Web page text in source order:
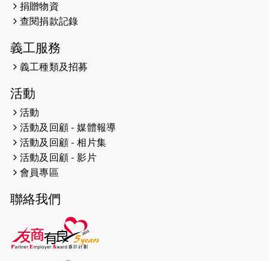
2023-06-01
2023-05-29
2023-05-29
副隊長 梁翠珊】運動員用熱血同堅
持，喺冰球場上劃出歷史性佳績。
2023-05-29
【東網】殘障家長照顧健全子女遇困
2023-05-15
2023-04-17
【成報恩雨之聲-恩雨有情天】暗黑中
捐贈物資
查閱捐款記錄
義工服務
義工種類及招募
活動
活動
活動及回顧 - 媒體報導
活動及回顧 - 相片集
活動及回顧 - 影片
會員專區
聯絡我們